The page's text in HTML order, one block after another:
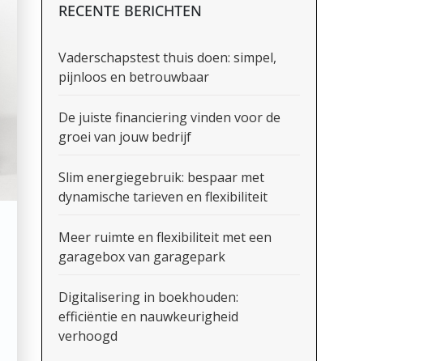
RECENTE BERICHTEN
Vaderschapstest thuis doen: simpel,
pijnloos en betrouwbaar
De juiste financiering vinden voor de
groei van jouw bedrijf
Slim energiegebruik: bespaar met
dynamische tarieven en flexibiliteit
Meer ruimte en flexibiliteit met een
garagebox van garagepark
Digitalisering in boekhouden:
efficiëntie en nauwkeurigheid
verhoogd